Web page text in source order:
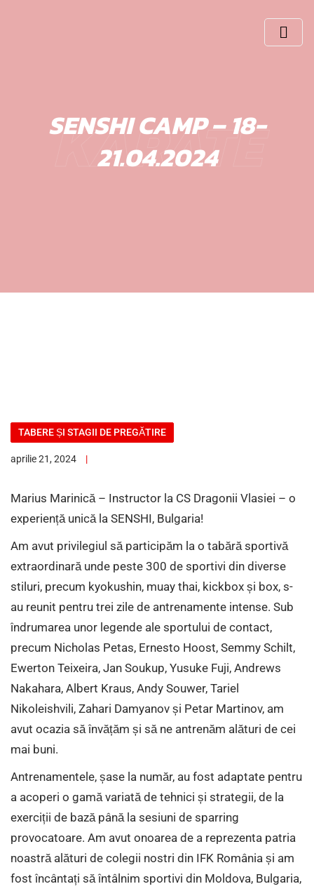
KARATE
SENSHI CAMP – 18-
21.04.2024
TABERE ȘI STAGII DE PREGĂTIRE
aprilie 21, 2024
Marius Marinică – Instructor la CS Dragonii Vlasiei – o
experiență unică la SENSHI, Bulgaria!
Am avut privilegiul să participăm la o tabără sportivă
extraordinară unde peste 300 de sportivi din diverse
stiluri, precum kyokushin, muay thai, kickbox și box, s-
au reunit pentru trei zile de antrenamente intense. Sub
îndrumarea unor legende ale sportului de contact,
precum Nicholas Petas, Ernesto Hoost, Semmy Schilt,
Ewerton Teixeira, Jan Soukup, Yusuke Fuji, Andrews
Nakahara, Albert Kraus, Andy Souwer, Tariel
Nikoleishvili, Zahari Damyanov și Petar Martinov, am
avut ocazia să învățăm și să ne antrenăm alături de cei
mai buni.
Antrenamentele, șase la număr, au fost adaptate pentru
a acoperi o gamă variată de tehnici și strategii, de la
exerciții de bază până la sesiuni de sparring
provocatoare. Am avut onoarea de a reprezenta patria
noastră alături de colegii nostri din IFK România și am
fost încântați să întâlnim sportivi din Moldova, Bulgaria,